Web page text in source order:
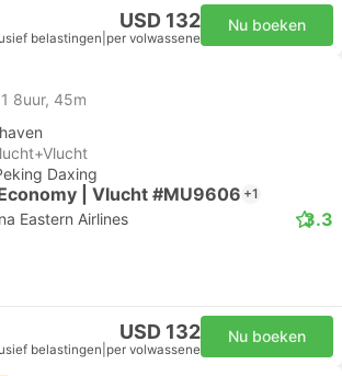
USD 132
belastingen per volwassene
Nu boeken
8uur, 45m
Daxing
| Vlucht #MU9606 +1
Eastern Airlines 3.3
USD 132
belastingen per volwassene
Nu boeken